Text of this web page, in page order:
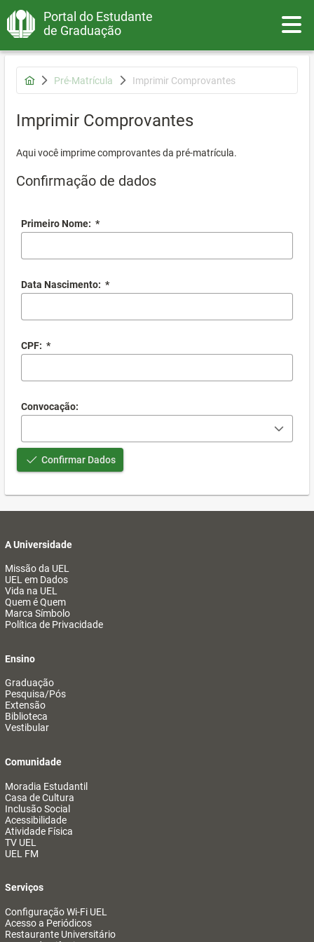
Portal do Estudante
de Graduação
Pré-Matrícula Imprimir Comprovantes
Imprimir Comprovantes
Aqui você imprime comprovantes da pré-matrícula.
Confirmação de dados
Primeiro Nome: *
Data Nascimento: *
CPF: *
Convocação:
Confirmar Dados
A Universidade
Missão da UEL
UEL em Dados
Vida na UEL
Quem é Quem
Marca Símbolo
Política de Privacidade
Ensino
Graduação
Pesquisa/Pós
Extensão
Biblioteca
Vestibular
Comunidade
Moradia Estudantil
Casa de Cultura
Inclusão Social
Acessibilidade
Atividade Física
TV UEL
UEL FM
Serviços
Configuração Wi-Fi UEL
Acesso a Periódicos
Restaurante Universitário